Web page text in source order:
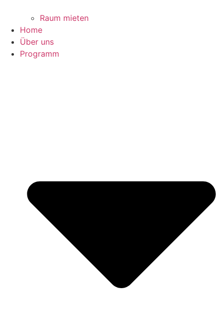
Raum mieten
Home
Über uns
Programm